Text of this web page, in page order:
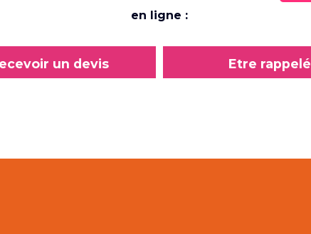
en ligne :
un devis
Etre rappelé